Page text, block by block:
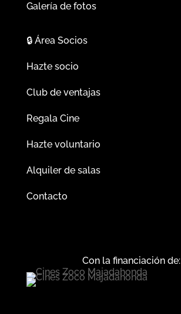
Galería de fotos
🔒Área Socios
Hazte socio
Club de ventajas
Regala Cine
Hazte voluntario
Alquiler de salas
Contacto
Con la financiación de: